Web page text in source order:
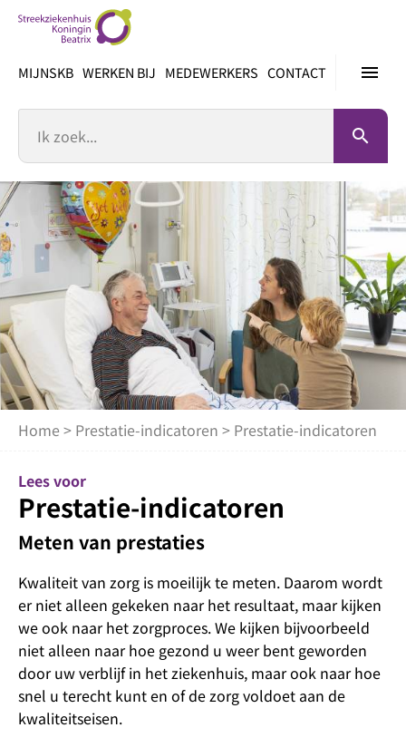
inhoud
menu
MIJNSKB WERKEN BIJ MEDEWERKERS CONTACT
search
Home > Prestatie-indicatoren > Prestatie-indicatoren
Lees voor
Prestatie-indicatoren
Meten van prestaties
Kwaliteit van zorg is moeilijk te meten. Daarom wordt
er niet alleen gekeken naar het resultaat, maar kijken
we ook naar het zorgproces. We kijken bijvoorbeeld
niet alleen naar hoe gezond u weer bent geworden
door uw verblijf in het ziekenhuis, maar ook naar hoe
snel u terecht kunt en of de zorg voldoet aan de
kwaliteitseisen.